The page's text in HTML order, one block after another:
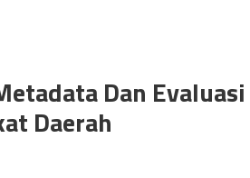
Dan Evaluasi
Daerah